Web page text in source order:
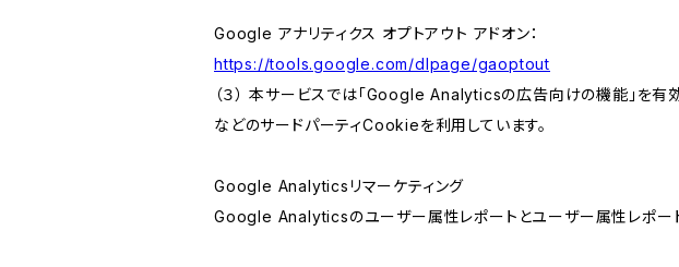
Google アナリティクス オプトアウト アドオン：
https://tools.google.com/dlpage/gaoptout
（３） 本サービスでは「Google Analyticsの広告向けの機能」を
などのサードパーティCookieを利用しています。
Google Analyticsリマーケティング
Google Analyticsのユーザー属性レポートとユーザー属性レポート